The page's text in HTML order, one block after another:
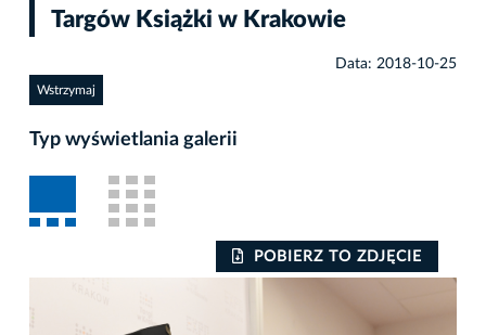
Targów Książki w Krakowie
Data: 2018-10-25
Wstrzymaj
Typ wyświetlania galerii
POBIERZ TO ZDJĘCIE